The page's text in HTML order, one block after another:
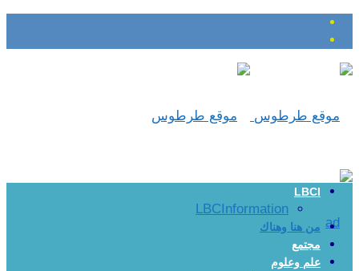
LBCI
LBCInformation
من هنا وهناك
مجتمع
علم وعلوم